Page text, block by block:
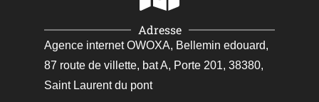
Adresse
Agence internet OWOXA, Bellemin edouard,
87 route de villette, bat A, Porte 201, 38380,
Saint Laurent du pont